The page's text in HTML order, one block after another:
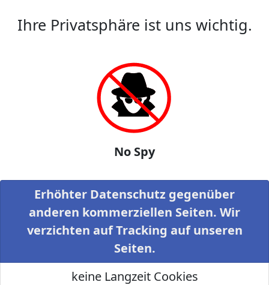
Ihre Privatsphäre ist uns wichtig.
No Spy
Erhöhter Datenschutz gegenüber
anderen kommerziellen Seiten. Wir
verzichten auf Tracking auf unseren
Seiten.
keine Langzeit Cookies